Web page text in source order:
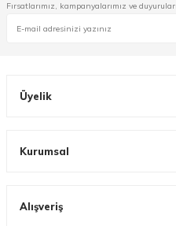
Fırsatlarımız, kampanyalarımız ve
Üyelik
Kurumsal
Alışveriş